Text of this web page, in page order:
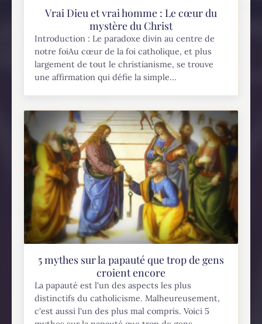
Vrai Dieu et vrai homme : Le cœur du
mystère du Christ
Introduction : Le paradoxe divin au centre de
notre foiAu cœur de la foi catholique, et plus
largement de tout le christianisme, se trouve
une affirmation qui défie la simple...
5 mythes sur la papauté que trop de gens
croient encore
La papauté est l'un des aspects les plus
distinctifs du catholicisme. Malheureusement,
c'est aussi l'un des plus mal compris. Voici 5